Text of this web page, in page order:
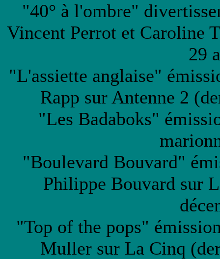
"40° à l'ombre"
Vincent Perrot et Caroline
29
"L'assiette anglaise"
Rapp sur Antenne 2
"Les Badaboks"
"Boulevard Bouvard"
Philippe Bouvard sur
"Top of the pops"
Muller sur La Cinq